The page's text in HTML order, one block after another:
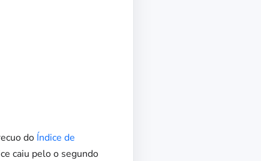
do Índice de
caiu pelo o segundo